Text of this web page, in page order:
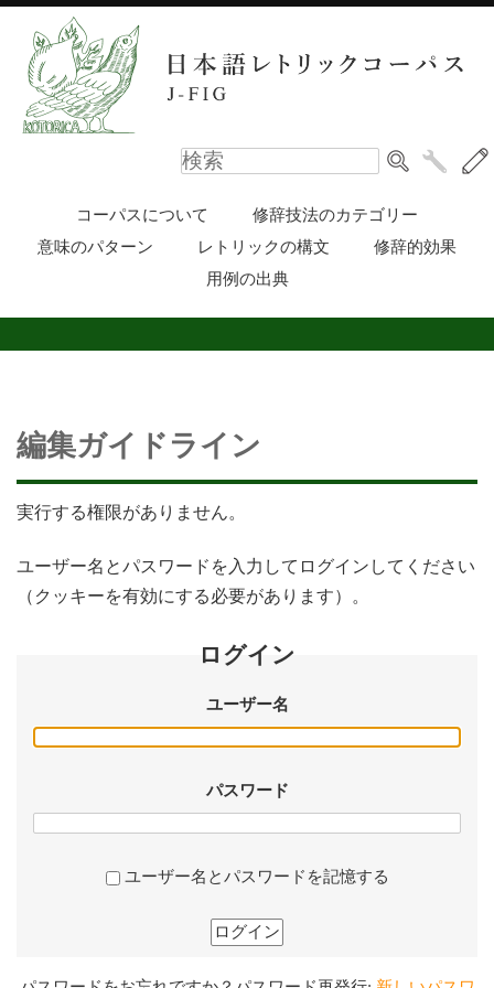
コーパスについて
修辞技法のカテゴリー
意味のパターン
レトリックの構文
修辞的効果
用例の出典
編集ガイドライン
実行する権限がありません。
ユーザー名とパスワードを入力してログインしてください
（クッキーを有効にする必要があります）。
ログイン
ユーザー名
パスワード
ユーザー名とパスワードを記憶する
ログイン